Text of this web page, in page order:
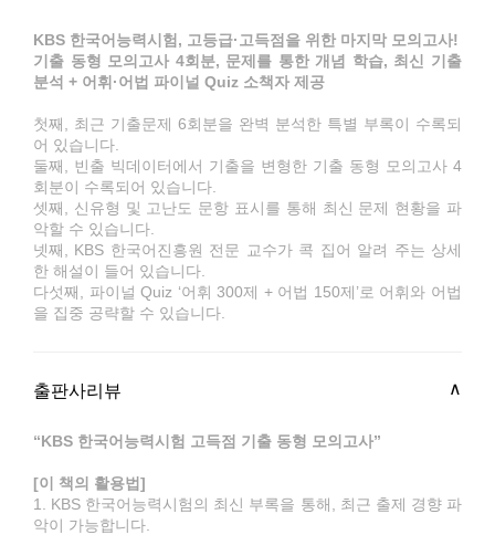
KBS 한국어능력시험, 고등급·고득점을 위한 마지막 모의고사!
기출 동형 모의고사 4회분, 문제를 통한 개념 학습, 최신 기출
분석 + 어휘·어법 파이널 Quiz 소책자 제공
첫째, 최근 기출문제 6회분을 완벽 분석한 특별 부록이 수록되
어 있습니다.
둘째, 빈출 빅데이터에서 기출을 변형한 기출 동형 모의고사 4
회분이 수록되어 있습니다.
셋째, 신유형 및 고난도 문항 표시를 통해 최신 문제 현황을 파
악할 수 있습니다.
넷째, KBS 한국어진흥원 전문 교수가 콕 집어 알려 주는 상세
한 해설이 들어 있습니다.
다섯째, 파이널 Quiz ‘어휘 300제 + 어법 150제’로 어휘와 어법
을 집중 공략할 수 있습니다.
출판사리뷰
“KBS 한국어능력시험 고득점 기출 동형 모의고사”
[이 책의 활용법]
1. KBS 한국어능력시험의 최신 부록을 통해, 최근 출제 경향 파
악이 가능합니다.